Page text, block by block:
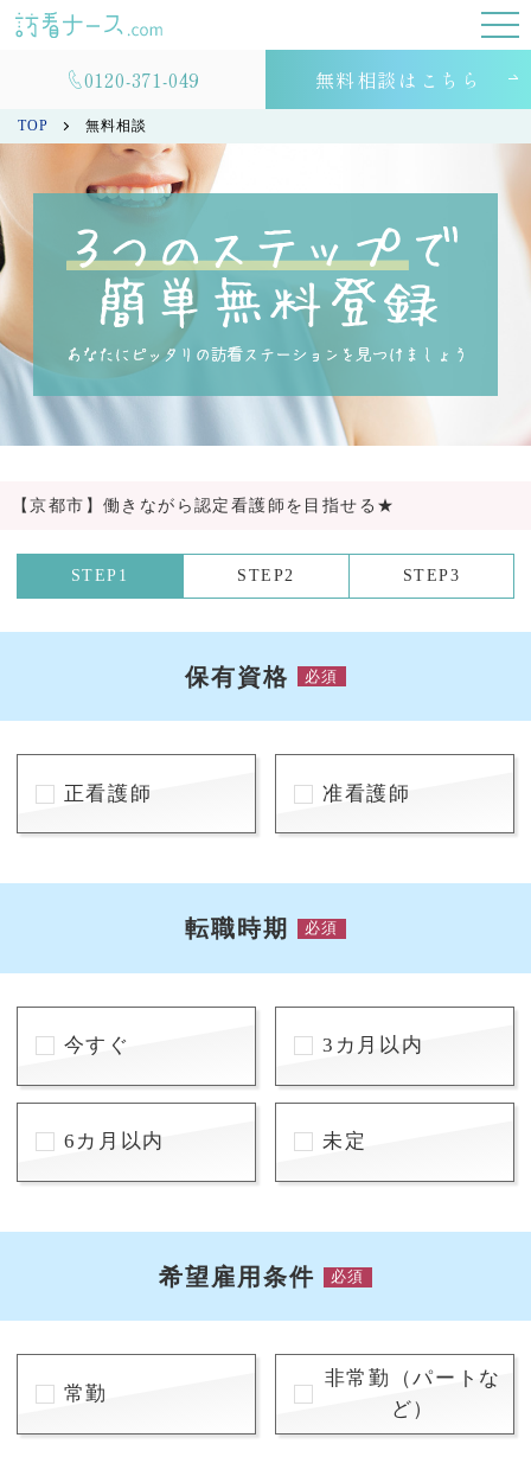
0120-371-049 無料相談はこちら
TOP 無料相談
【京都市】働きながら認定看護師を目指せる★
STEP1 STEP2 STEP3
保有資格 必須
正看護師 准看護師
転職時期 必須
今すぐ 3カ月以内
6カ月以内 未定
希望雇用条件 必須
常勤
非常勤（パートな
ど）